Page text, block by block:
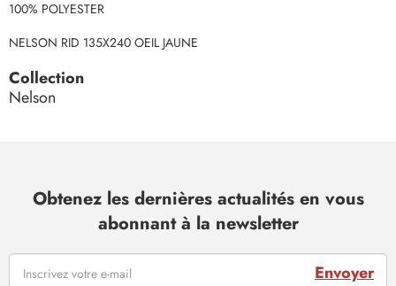
100% POLYESTER
NELSON RID 135X240 OEIL JAUNE
Collection
Nelson
Obtenez les dernières actualités en vous
abonnant à la newsletter
Envoyer